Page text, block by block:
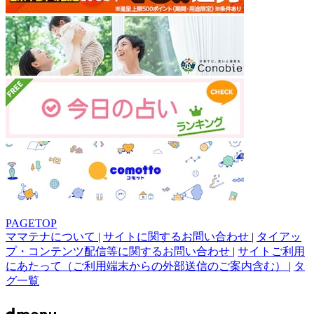
PAGETOP
ママテナについて | サイトに関するお問い合わせ | タイアッ
プ・コンテンツ配信等に関するお問い合わせ | サイトご利用
にあたって（ご利用端末からの外部送信のご案内含む） | タ
グ一覧